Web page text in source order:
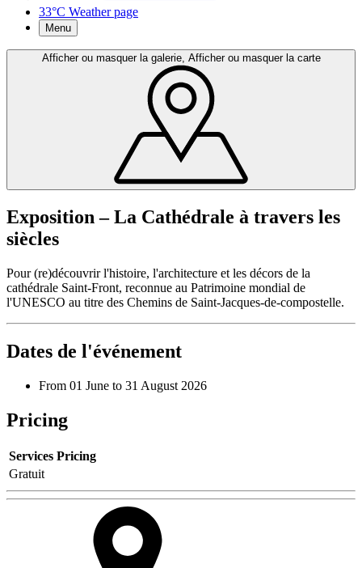
33°C Weather page
Menu
Afficher ou masquer la galerie, Afficher ou masquer la carte
Exposition – La Cathédrale à travers les
siècles
Pour (re)découvrir l'histoire, l'architecture et les décors de la
cathédrale Saint-Front, reconnue au Patrimoine mondial de
l'UNESCO au titre des Chemins de Saint-Jacques-de-compostelle.
Dates de l'événement
From 01 June to 31 August 2026
Pricing
Services Pricing
Gratuit